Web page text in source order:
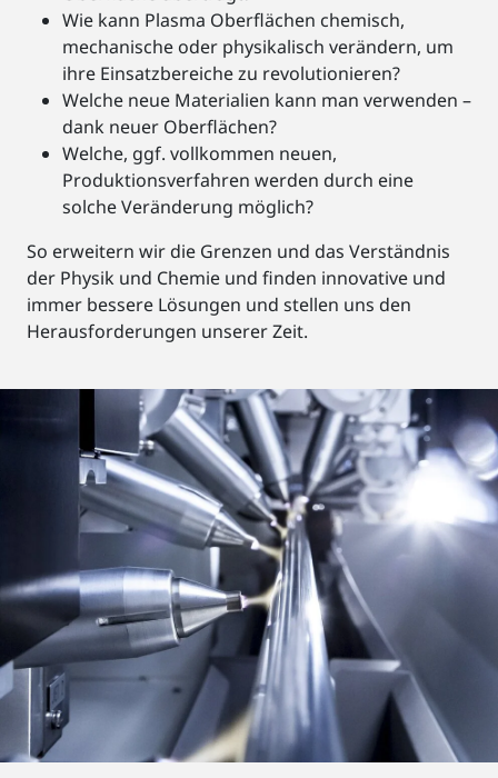
Wie kann Plasma Oberflächen chemisch,
mechanische oder physikalisch verändern, um
ihre Einsatzbereiche zu revolutionieren?
Welche neue Materialien kann man verwenden –
dank neuer Oberflächen?
Welche, ggf. vollkommen neuen,
Produktionsverfahren werden durch eine
solche Veränderung möglich?
So erweitern wir die Grenzen und das Verständnis
der Physik und Chemie und finden innovative und
immer bessere Lösungen und stellen uns den
Herausforderungen unserer Zeit.